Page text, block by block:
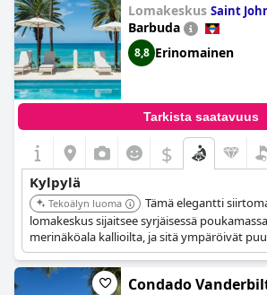
Lomakeskus Saint
Barbuda
8,8 Erinomainen
Tarkista saatavuus
$
Kylpylä
Tekoälyn luoma
Tämä elegantti
lomakeskus sijaitsee syrjäisessä
merinäköala kallioilta, ja sitä ympäröivät
tarjoaa viiden tähden palveluita, kuten fine
span, tehden siitä täydellisen
Condado